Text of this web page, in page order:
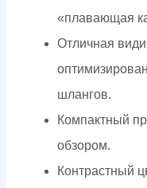
«плавающая
Отличная
шлангов.
Компактный
обзором.
Контрастный